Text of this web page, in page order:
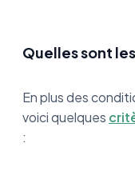
Quelles sont
En plus des
voici quelques
: